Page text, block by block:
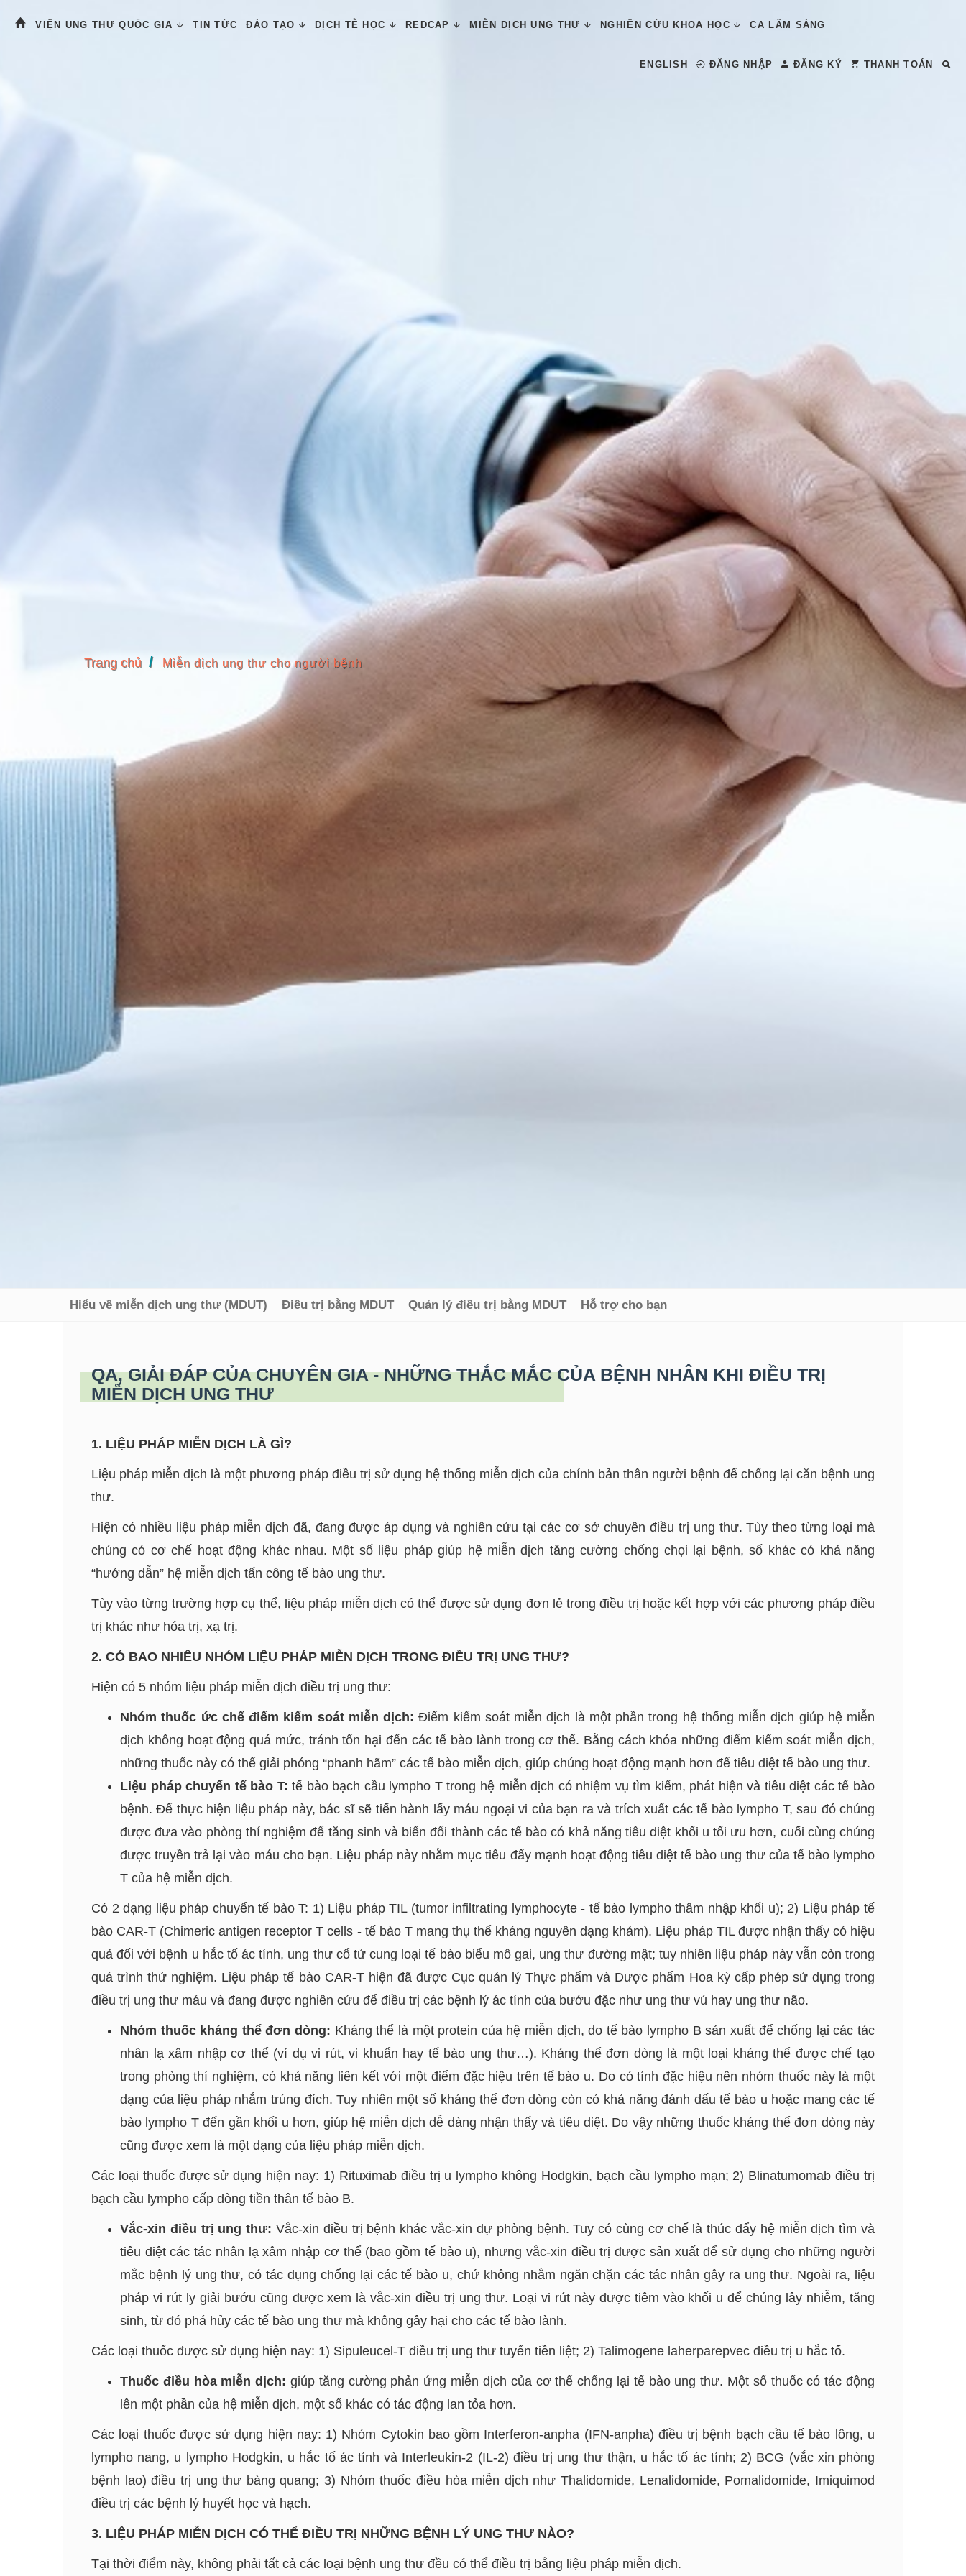
VIỆN UNG THƯ QUỐC GIA TIN TỨC ĐÀO TẠO DỊCH TỄ HỌC REDCAP MIỄN DỊCH UNG THƯ NGHIÊN CỨU KHOA HỌC CA LÂM SÀNG
ENGLISH ĐĂNG NHẬP ĐĂNG KÝ THANH TOÁN
Trang chủ Miễn dịch ung thư cho người bệnh
Hiểu về miễn dịch ung thư (MDUT) Điều trị bằng MDUT Quản lý điều trị bằng MDUT Hỗ trợ cho bạn
QA, GIẢI ĐÁP CỦA CHUYÊN GIA - NHỮNG THẮC MẮC CỦA BỆNH NHÂN KHI ĐIỀU TRỊ
MIỄN DỊCH UNG THƯ
1. LIỆU PHÁP MIỄN DỊCH LÀ GÌ?
Liệu pháp miễn dịch là một phương pháp điều trị sử dụng hệ thống miễn dịch của chính bản thân người bệnh để chống lại căn bệnh ung
thư.
Hiện có nhiều liệu pháp miễn dịch đã, đang được áp dụng và nghiên cứu tại các cơ sở chuyên điều trị ung thư. Tùy theo từng loại mà
chúng có cơ chế hoạt động khác nhau. Một số liệu pháp giúp hệ miễn dịch tăng cường chống chọi lại bệnh, số khác có khả năng
“hướng dẫn” hệ miễn dịch tấn công tế bào ung thư.
Tùy vào từng trường hợp cụ thể, liệu pháp miễn dịch có thể được sử dụng đơn lẻ trong điều trị hoặc kết hợp với các phương pháp điều
trị khác như hóa trị, xạ trị.
2. CÓ BAO NHIÊU NHÓM LIỆU PHÁP MIỄN DỊCH TRONG ĐIỀU TRỊ UNG THƯ?
Hiện có 5 nhóm liệu pháp miễn dịch điều trị ung thư:
Nhóm thuốc ức chế điểm kiểm soát miễn dịch: Điểm kiểm soát miễn dịch là một phần trong hệ thống miễn dịch giúp hệ miễn
dịch không hoạt động quá mức, tránh tổn hại đến các tế bào lành trong cơ thể. Bằng cách khóa những điểm kiểm soát miễn dịch,
những thuốc này có thể giải phóng “phanh hãm” các tế bào miễn dịch, giúp chúng hoạt động mạnh hơn để tiêu diệt tế bào ung thư.
Liệu pháp chuyển tế bào T:tế bào bạch cầu lympho T trong hệ miễn dịch có nhiệm vụ tìm kiếm, phát hiện và tiêu diệt các tế bào
bệnh. Để thực hiện liệu pháp này, bác sĩ sẽ tiến hành lấy máu ngoại vi của bạn ra và trích xuất các tế bào lympho T, sau đó chúng
được đưa vào phòng thí nghiệm để tăng sinh và biến đổi thành các tế bào có khả năng tiêu diệt khối u tối ưu hơn, cuối cùng chúng
được truyền trả lại vào máu cho bạn. Liệu pháp này nhằm mục tiêu đẩy mạnh hoạt động tiêu diệt tế bào ung thư của tế bào lympho
T của hệ miễn dịch.
Có 2 dạng liệu pháp chuyển tế bào T: 1) Liệu pháp TIL (tumor infiltrating lymphocyte - tế bào lympho thâm nhập khối u); 2) Liệu pháp tế
bào CAR-T (Chimeric antigen receptor T cells - tế bào T mang thụ thể kháng nguyên dạng khảm). Liệu pháp TIL được nhận thấy có hiệu
quả đối với bệnh u hắc tố ác tính, ung thư cổ tử cung loại tế bào biểu mô gai, ung thư đường mật; tuy nhiên liệu pháp này vẫn còn trong
quá trình thử nghiệm. Liệu pháp tế bào CAR-T hiện đã được Cục quản lý Thực phẩm và Dược phẩm Hoa kỳ cấp phép sử dụng trong
điều trị ung thư máu và đang được nghiên cứu để điều trị các bệnh lý ác tính của bướu đặc như ung thư vú hay ung thư não.
Nhóm thuốc kháng thể đơn dòng: Kháng thể là một protein của hệ miễn dịch, do tế bào lympho B sản xuất để chống lại các tác
nhân lạ xâm nhập cơ thể (ví dụ vi rút, vi khuẩn hay tế bào ung thư…). Kháng thể đơn dòng là một loại kháng thể được chế tạo
trong phòng thí nghiệm, có khả năng liên kết với một điểm đặc hiệu trên tế bào u. Do có tính đặc hiệu nên nhóm thuốc này là một
dạng của liệu pháp nhắm trúng đích. Tuy nhiên một số kháng thể đơn dòng còn có khả năng đánh dấu tế bào u hoặc mang các tế
bào lympho T đến gần khối u hơn, giúp hệ miễn dịch dễ dàng nhận thấy và tiêu diệt. Do vậy những thuốc kháng thể đơn dòng này
cũng được xem là một dạng của liệu pháp miễn dịch.
Các loại thuốc được sử dụng hiện nay: 1) Rituximab điều trị u lympho không Hodgkin, bạch cầu lympho mạn; 2) Blinatumomab điều trị
bạch cầu lympho cấp dòng tiền thân tế bào B.
Vắc-xin điều trị ung thư: Vắc-xin điều trị bệnh khác vắc-xin dự phòng bệnh. Tuy có cùng cơ chế là thúc đẩy hệ miễn dịch tìm và
tiêu diệt các tác nhân lạ xâm nhập cơ thể (bao gồm tế bào u), nhưng vắc-xin điều trị được sản xuất để sử dụng cho những người
mắc bệnh lý ung thư, có tác dụng chống lại các tế bào u, chứ không nhằm ngăn chặn các tác nhân gây ra ung thư. Ngoài ra, liệu
pháp vi rút ly giải bướu cũng được xem là vắc-xin điều trị ung thư. Loại vi rút này được tiêm vào khối u để chúng lây nhiễm, tăng
sinh, từ đó phá hủy các tế bào ung thư mà không gây hại cho các tế bào lành.
Các loại thuốc được sử dụng hiện nay: 1) Sipuleucel-T điều trị ung thư tuyến tiền liệt; 2) Talimogene laherparepvec điều trị u hắc tố.
Thuốc điều hòa miễn dịch: giúp tăng cường phản ứng miễn dịch của cơ thể chống lại tế bào ung thư. Một số thuốc có tác động
lên một phần của hệ miễn dịch, một số khác có tác động lan tỏa hơn.
Các loại thuốc được sử dụng hiện nay: 1) Nhóm Cytokin bao gồm Interferon-anpha (IFN-anpha) điều trị bệnh bạch cầu tế bào lông, u
lympho nang, u lympho Hodgkin, u hắc tố ác tính và Interleukin-2 (IL-2) điều trị ung thư thận, u hắc tố ác tính; 2) BCG (vắc xin phòng
bệnh lao) điều trị ung thư bàng quang; 3) Nhóm thuốc điều hòa miễn dịch như Thalidomide, Lenalidomide, Pomalidomide, Imiquimod
điều trị các bệnh lý huyết học và hạch.
3. LIỆU PHÁP MIỄN DỊCH CÓ THỂ ĐIỀU TRỊ NHỮNG BỆNH LÝ UNG THƯ NÀO?
Tại thời điểm này, không phải tất cả các loại bệnh ung thư đều có thể điều trị bằng liệu pháp miễn dịch.